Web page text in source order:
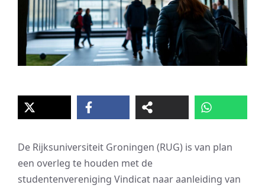
De Rijksuniversiteit Groningen (RUG) is van plan
een overleg te houden met de
studentenvereniging Vindicat naar aanleiding van